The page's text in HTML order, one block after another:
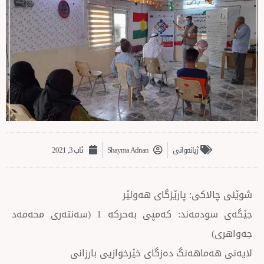
Shayma Adnan ئاب 3, 2021
پارێزگای ھەولێر
جێگەی سودمەند: کەمپی بەحرکە 1 (سەنتەری محەمەد
دەزگای خێرخوازیی بارزانی